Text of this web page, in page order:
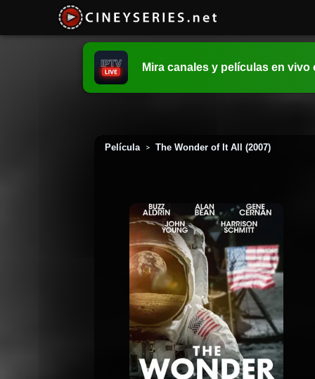
Mira canales y películas en vivo
Película > The Wonder of It All (2007)